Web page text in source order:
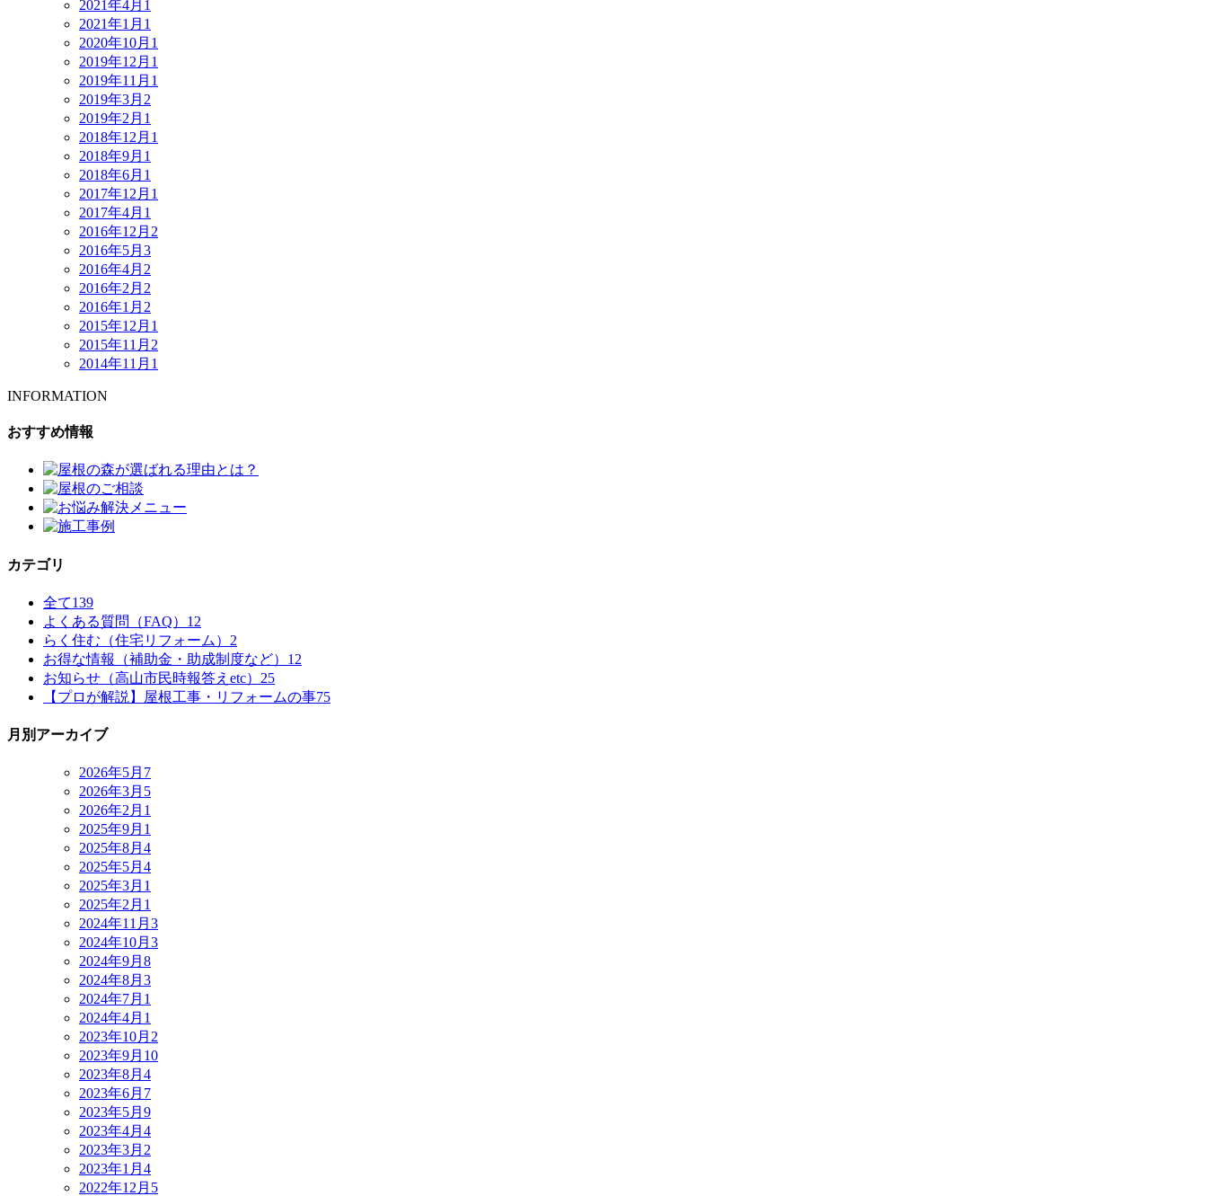
2021年4月 1
2021年1月 1
2020年10月 1
2019年12月 1
2019年11月 1
2019年3月 2
2019年2月 1
2018年12月 1
2018年9月 1
2018年6月 1
2017年12月 1
2017年4月 1
2016年12月 2
2016年5月 3
2016年4月 2
2016年2月 2
2016年1月 2
2015年12月 1
2015年11月 2
2014年11月 1
INFORMATION
おすすめ情報
カテゴリ
全て139
よくある質問（FAQ） 12
らく住む（住宅リフォーム） 2
お得な情報（補助金・助成制度など） 12
お知らせ（高山市民時報答えetc） 25
【プロが解説】屋根工事・リフォームの事75
月別アーカイブ
2026年5月 7
2026年3月 5
2026年2月 1
2025年9月 1
2025年8月 4
2025年5月 4
2025年3月 1
2025年2月 1
2024年11月 3
2024年10月 3
2024年9月 8
2024年8月 3
2024年7月 1
2024年4月 1
2023年10月 2
2023年9月 10
2023年8月 4
2023年6月 7
2023年5月 9
2023年4月 4
2023年3月 2
2023年1月 4
2022年12月 5